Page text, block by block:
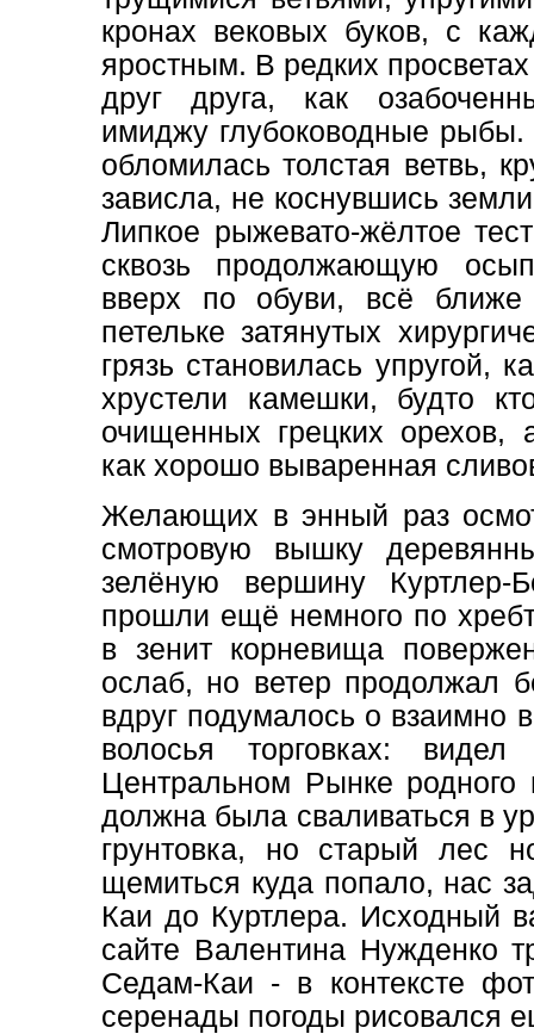
кронах вековых буков, с
яростным. В редких
друг друга, как
имиджу глубоководные
обломилась толстая ветвь,
зависла, не коснувшись
Липкое рыжевато-жёлтое
сквозь продолжающую
вверх по обуви, всё
петельке затянутых
грязь становилась упругой,
хрустели камешки, будто
очищенных грецких орехов,
как хорошо вываренная
Желающих в энный раз
смотровую вышку
зелёную вершину
прошли ещё немного по
в зенит корневища
ослаб, но ветер продолжал
вдруг подумалось о взаимно
волосья торговках:
Центральном Рынке
должна была сваливаться в
грунтовка, но старый лес
щемиться куда попало, нас
Каи до Куртлера. Исходный
сайте Валентина Нужденко
Седам-Каи - в контексте
серенады погоды рисовался